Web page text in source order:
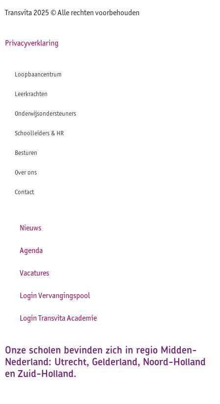
Transvita 2025 © Alle rechten voorbehouden
Privacyverklaring
Loopbaancentrum
Leerkrachten
Onderwijsondersteuners
Schoolleiders & HR
Besturen
Over ons
Contact
Nieuws
Agenda
Vacatures
Login Vervangingspool
Login Transvita Academie
Onze scholen bevinden zich in regio Midden-
Nederland: Utrecht, Gelderland, Noord-Holland
en Zuid-Holland.